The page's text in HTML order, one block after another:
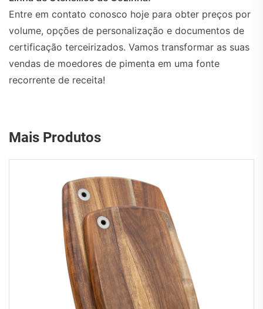
Entre em contato conosco hoje para obter preços por
volume, opções de personalização e documentos de
certificação terceirizados. Vamos transformar as suas
vendas de moedores de pimenta em uma fonte
recorrente de receita!
Mais Produtos